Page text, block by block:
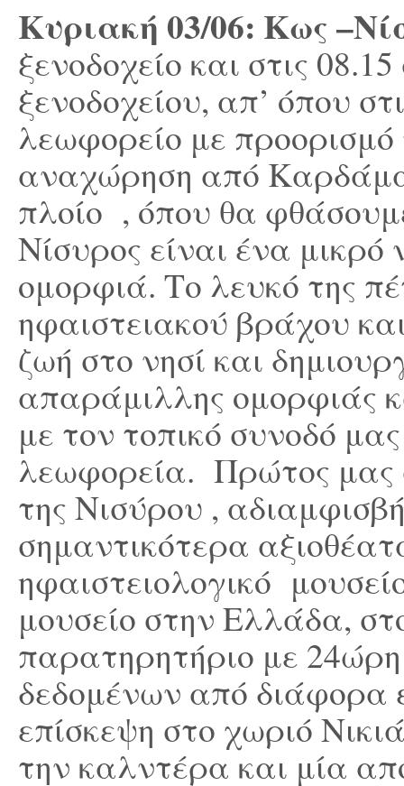
Κυριακή 03/06: Κως
ξενοδοχείο και στις
ξενοδοχείου, απ’ όπου
λεωφορείο με
αναχώρηση από
πλοίο , όπου θα
Νίσυρος είναι ένα
ομορφιά. Το λευκό της
ηφαιστειακού βράχου
ζωή στο νησί και
απαράμιλλης ομορφιάς
με τον τοπικό συνοδό
λεωφορεία. Πρώτος μας
της Νισύρου ,
σημαντικότερα
ηφαιστειολογικό
μουσείο στην Ελλάδα,
παρατηρητήριο με
δεδομένων από διάφορα
επίσκεψη στο χωριό
την καλντέρα και μία